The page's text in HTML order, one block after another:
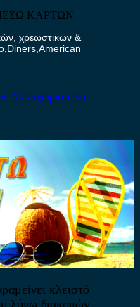
ΚΑΡΤΩΝ
χρεωστικών &
Μεταχειρισμένα
κλειστό